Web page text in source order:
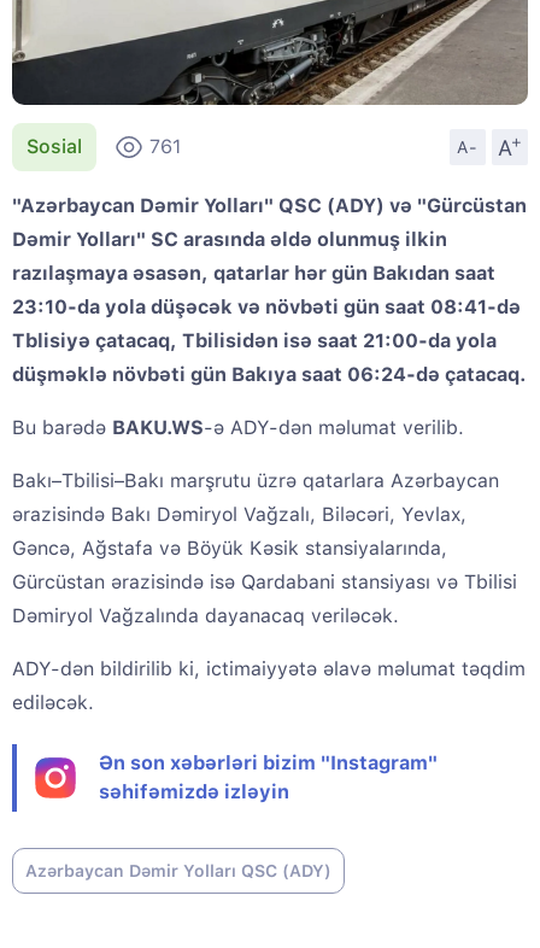
Sosial 761 A- A
+
"Azərbaycan Dəmir Yolları" QSC (ADY) və "Gürcüstan
Dəmir Yolları" SC arasında əldə olunmuş ilkin
razılaşmaya əsasən, qatarlar hər gün Bakıdan saat
23:10-da yola düşəcək və növbəti gün saat 08:41-də
Tblisiyə çatacaq, Tbilisidən isə saat 21:00-da yola
düşməklə növbəti gün Bakıya saat 06:24-də çatacaq.
Bu barədə BAKU.WS-ə ADY-dən məlumat verilib.
Bakı–Tbilisi–Bakı marşrutu üzrə qatarlara Azərbaycan
ərazisində Bakı Dəmiryol Vağzalı, Biləcəri, Yevlax,
Gəncə, Ağstafa və Böyük Kəsik stansiyalarında,
Gürcüstan ərazisində isə Qardabani stansiyası və Tbilisi
Dəmiryol Vağzalında dayanacaq veriləcək.
ADY-dən bildirilib ki, ictimaiyyətə əlavə məlumat təqdim
ediləcək.
Ən son xəbərləri bizim "Instagram"
səhifəmizdə izləyin
Azərbaycan Dəmir Yolları QSC (ADY)